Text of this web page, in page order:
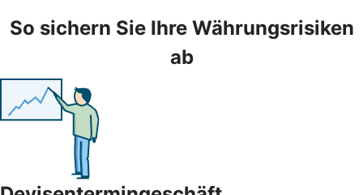
So sichern Sie Ihre Währungsrisiken
ab